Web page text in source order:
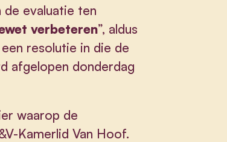
evaluatie ten
verbeteren”, aldus
resolutie in die de
afgelopen donderdag
waarop de
Kamerlid Van Hoof.